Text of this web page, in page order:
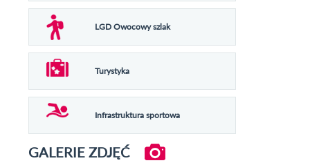
LGD Owocowy szlak
Turystyka
Infrastruktura sportowa
GALERIE ZDJĘĆ